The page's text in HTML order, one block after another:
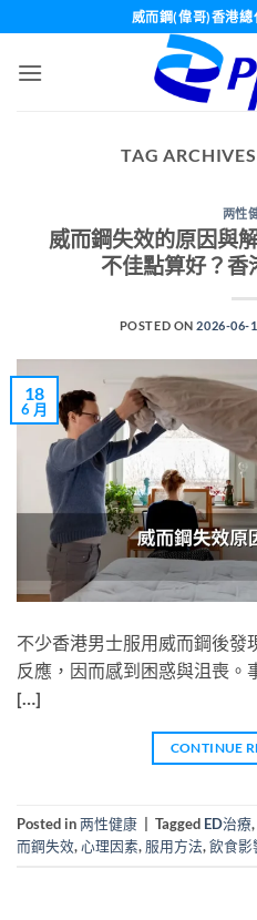
content
威而鋼(偉哥)香港
TAG
两性
威而鋼失效的原因與
不佳點算好？香
POSTED ON2026-06-
18
6 月
不少香港男士服用威而鋼後發
反應，因而感到困惑與沮喪。
[…]
CONTINUE
Posted in两性健康 Tagged ED治療,
而鋼失效,心理因素, 服用方法,飲食影